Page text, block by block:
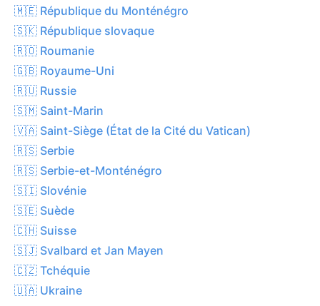
🇲🇪 République du Monténégro
🇸🇰 République slovaque
🇷🇴 Roumanie
🇬🇧 Royaume-Uni
🇷🇺 Russie
🇸🇲 Saint-Marin
🇻🇦 Saint-Siège (État de la Cité du Vatican)
🇷🇸 Serbie
🇷🇸 Serbie-et-Monténégro
🇸🇮 Slovénie
🇸🇪 Suède
🇨🇭 Suisse
🇸🇯 Svalbard et Jan Mayen
🇨🇿 Tchéquie
🇺🇦 Ukraine